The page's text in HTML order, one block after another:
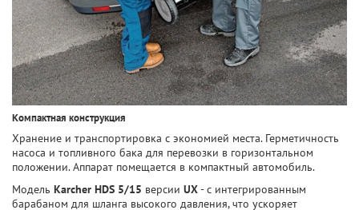
Компактная конструкция
Хранение и транспортировка с экономией места. Герметичность
насоса и топливного бака для перевозки в горизонтальном
положении. Аппарат помещается в компактный автомобиль.
Модель Karcher HDS 5/15 версии UХ- с интегрированным
барабаном для шланга высокого давления, что ускоряет